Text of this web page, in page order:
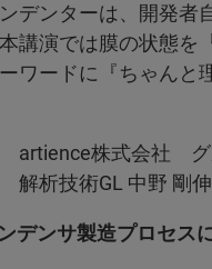
デンターは、開発者
講演では膜の状態
ワードに『ちゃんと
ループR&D
野 剛伸
デンサ製造プロセス